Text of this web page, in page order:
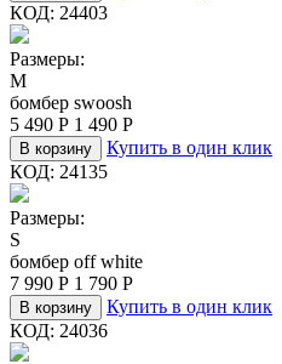
КОД: 24403
Размеры:
M
бомбер swoosh
5 490 Р 1 490 Р
В корзину
Купить в один клик
КОД: 24135
Размеры:
S
бомбер off white
7 990 Р 1 790 Р
В корзину
Купить в один клик
КОД: 24036